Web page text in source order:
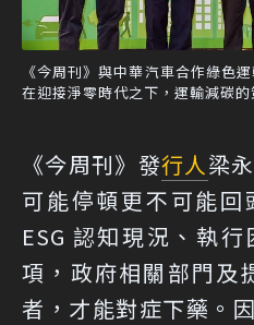
《今周刊》與中華汽車合作綠色
在迎接淨零時代之下，運輸減碳
《今周刊》發行人 梁
可能停頓更不可能
ESG 認知現況、執
項，政府相關部門及
者，才能對症下藥。